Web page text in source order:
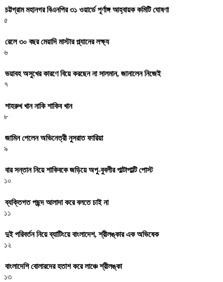
চট্টগ্রাম মহানগর বিএনপির ৩১ ওয়ার্ডে পূর্ণাঙ্গ আহ্বায়ক কমিটি ঘোষণা
৫
রেলে ৩০ বছর মেয়াদি মাস্টার প্ল্যানের লক্ষ্য
৬
ভয়াবহ অসুখের কারণে বিয়ে করছেন না সালমান, জানালেন নিজেই
৭
শাহরুখ খান নাকি শাকিব খান
৮
জামিন পেলেন অভিনেত্রী নুসরাত ফারিয়া
৯
বার সন্তান নিয়ে শাকিবকে জড়িয়ে অপু-বুবলীর পাল্টাপাল্টি পোস্ট
১০
ব্যক্তিগত পছন্দ আলাদা করে বলতে চাই না
১১
দুই পরিবর্তন নিয়ে ব্যাটিংয়ে বাংলাদেশ, শ্রীলঙ্কার এক অভিষেক
১২
বাংলাদেশি বোলারদের হতাশ করে লাঞ্চে শ্রীলঙ্কা
১৩